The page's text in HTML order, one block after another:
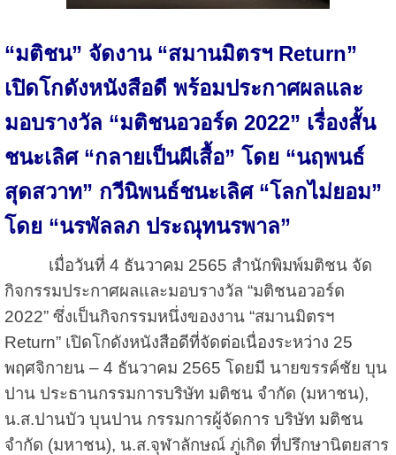
“มติชน” จัดงาน “สมานมิตรฯ Return”
เปิดโกดังหนังสือดี พร้อมประกาศผลและ
มอบรางวัล “มติชนอวอร์ด 2022” เรื่องสั้น
ชนะเลิศ “กลายเป็นผีเสื้อ” โดย “นฤพนธ์
สุดสวาท” กวีนิพนธ์ชนะเลิศ “โลกไม่ยอม”
โดย “นรพัลลภ ประณุทนรพาล”
เมื่อวันที่ 4 ธันวาคม 2565 สำนักพิมพ์มติชน จัด
กิจกรรมประกาศผลและมอบรางวัล “มติชนอวอร์ด
2022” ซึ่งเป็นกิจกรรมหนึ่งของงาน “สมานมิตรฯ
Return” เปิดโกดังหนังสือดีที่จัดต่อเนื่องระหว่าง 25
พฤศจิกายน – 4 ธันวาคม 2565 โดยมี นายขรรค์ชัย บุน
ปาน ประธานกรรมการบริษัท มติชน จำกัด (มหาชน),
น.ส.ปานบัว บุนปาน กรรมการผู้จัดการ บริษัท มติชน
จำกัด (มหาชน), น.ส.จุฬาลักษณ์ ภู่เกิด ที่ปรึกษานิตยสาร